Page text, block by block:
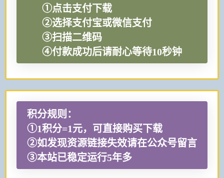
①点击支付下载
②选择支付宝或微信支付
③扫描二维码
④付款成功后请耐心等待10秒钟
积分规则：
①1积分=1元，可直接购买下载
②如发现资源链接失效请在公众号留言
③本站已稳定运行5年多